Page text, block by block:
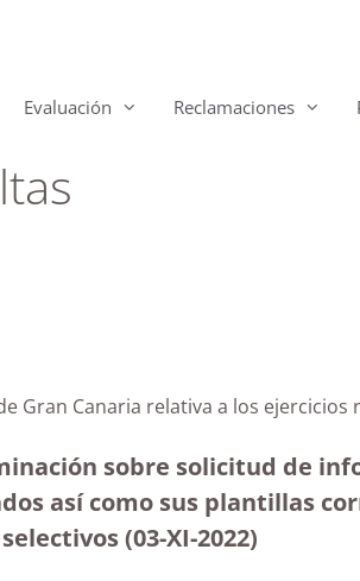
Evaluación Reclamaciones
Gran Canaria relativa a los
sobre solicitud de
así como sus plantillas
(03-XI-2022)